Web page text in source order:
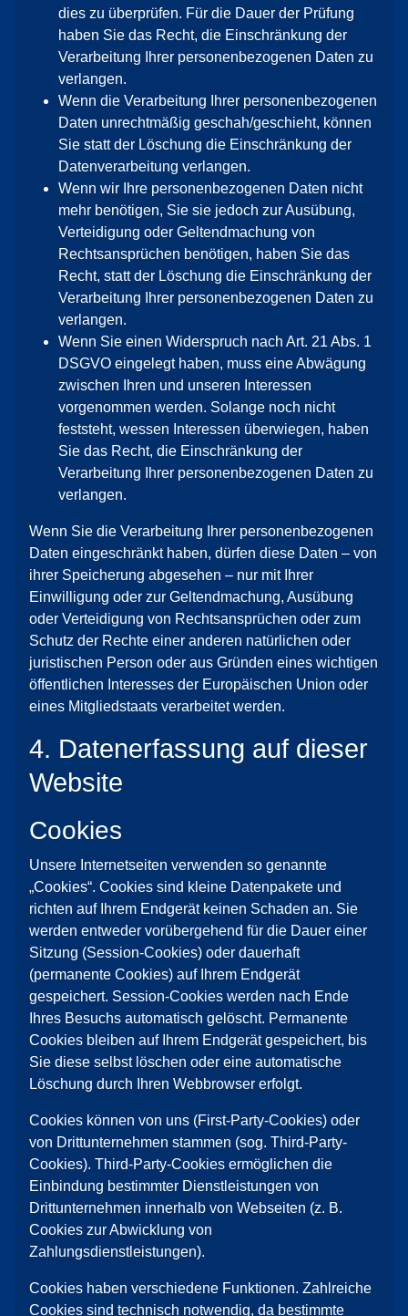
dies zu überprüfen. Für die Dauer der Prüfung
haben Sie das Recht, die Einschränkung der
Verarbeitung Ihrer personenbezogenen Daten zu
verlangen.
Wenn die Verarbeitung Ihrer personenbezogenen
Daten unrechtmäßig geschah/geschieht, können
Sie statt der Löschung die Einschränkung der
Datenverarbeitung verlangen.
Wenn wir Ihre personenbezogenen Daten nicht
mehr benötigen, Sie sie jedoch zur Ausübung,
Verteidigung oder Geltendmachung von
Rechtsansprüchen benötigen, haben Sie das
Recht, statt der Löschung die Einschränkung der
Verarbeitung Ihrer personenbezogenen Daten zu
verlangen.
Wenn Sie einen Widerspruch nach Art. 21 Abs. 1
DSGVO eingelegt haben, muss eine Abwägung
zwischen Ihren und unseren Interessen
vorgenommen werden. Solange noch nicht
feststeht, wessen Interessen überwiegen, haben
Sie das Recht, die Einschränkung der
Verarbeitung Ihrer personenbezogenen Daten zu
verlangen.
Wenn Sie die Verarbeitung Ihrer personenbezogenen
Daten eingeschränkt haben, dürfen diese Daten – von
ihrer Speicherung abgesehen – nur mit Ihrer
Einwilligung oder zur Geltendmachung, Ausübung
oder Verteidigung von Rechtsansprüchen oder zum
Schutz der Rechte einer anderen natürlichen oder
juristischen Person oder aus Gründen eines wichtigen
öffentlichen Interesses der Europäischen Union oder
eines Mitgliedstaats verarbeitet werden.
4. Datenerfassung auf dieser
Website
Cookies
Unsere Internetseiten verwenden so genannte
„Cookies“. Cookies sind kleine Datenpakete und
richten auf Ihrem Endgerät keinen Schaden an. Sie
werden entweder vorübergehend für die Dauer einer
Sitzung (Session-Cookies) oder dauerhaft
(permanente Cookies) auf Ihrem Endgerät
gespeichert. Session-Cookies werden nach Ende
Ihres Besuchs automatisch gelöscht. Permanente
Cookies bleiben auf Ihrem Endgerät gespeichert, bis
Sie diese selbst löschen oder eine automatische
Löschung durch Ihren Webbrowser erfolgt.
Cookies können von uns (First-Party-Cookies) oder
von Drittunternehmen stammen (sog. Third-Party-
Cookies). Third-Party-Cookies ermöglichen die
Einbindung bestimmter Dienstleistungen von
Drittunternehmen innerhalb von Webseiten (z. B.
Cookies zur Abwicklung von
Zahlungsdienstleistungen).
Cookies haben verschiedene Funktionen. Zahlreiche
Cookies sind technisch notwendig, da bestimmte